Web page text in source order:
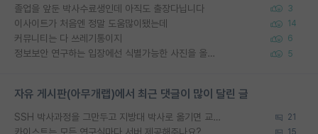
졸업을 앞둔 박사수료생인데 아직도 출장다닙니다 3
이사이트가 처음엔 정말 도움많이됐는데 14
커뮤니티는 다 쓰레기통이지 6
정보보안 연구하는 입장에선 식별가능한 사진을 올리는건 비추이긴함 5
자유 게시판(아무개랩)에서 최근 댓글이 많이 달린 글
SSH 박사과정을 그만두고 지방대 박사로 옮기면 교수의 꿈은 끝일까요? 21